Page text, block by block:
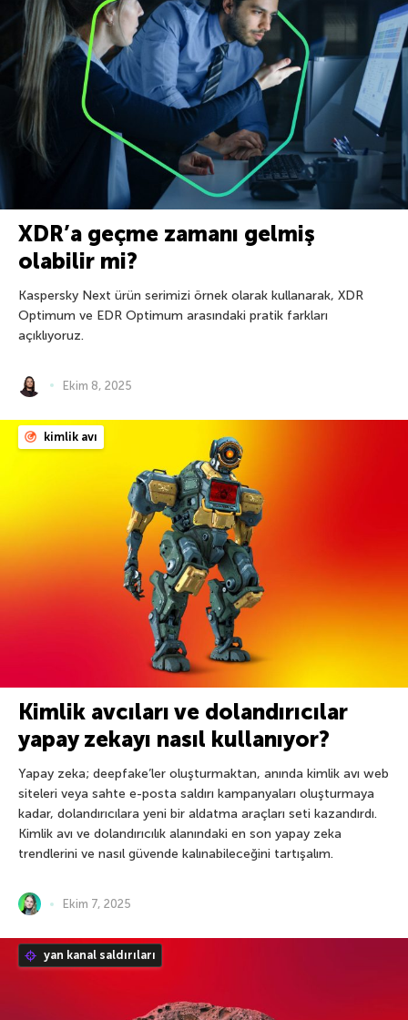
XDR’a geçme zamanı gelmiş
olabilir mi?
Kaspersky Next ürün serimizi örnek olarak kullanarak, XDR
Optimum ve EDR Optimum arasındaki pratik farkları
açıklıyoruz.
Ekim 8, 2025
kimlik avı
Kimlik avcıları ve dolandırıcılar
yapay zekayı nasıl kullanıyor?
Yapay zeka; deepfake’ler oluşturmaktan, anında kimlik avı web
siteleri veya sahte e-posta saldırı kampanyaları oluşturmaya
kadar, dolandırıcılara yeni bir aldatma araçları seti kazandırdı.
Kimlik avı ve dolandırıcılık alanındaki en son yapay zeka
trendlerini ve nasıl güvende kalınabileceğini tartışalım.
Ekim 7, 2025
yan kanal saldırıları